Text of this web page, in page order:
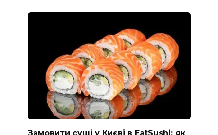
Замовити суші у Києві в EatSushi: як